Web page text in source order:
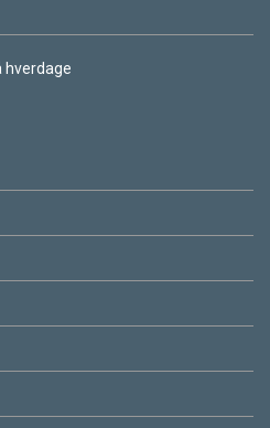
hverdage